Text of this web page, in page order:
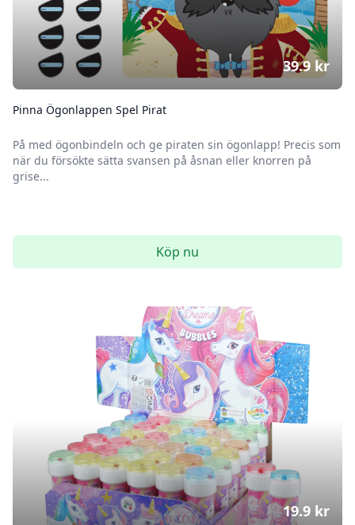
Pinna Ögonlappen Spel Pirat
På med ögonbindeln och ge piraten sin ögonlapp! Precis som
när du försökte sätta svansen på åsnan eller knorren på
grise...
39.9 kr
Köp nu
19.9 kr